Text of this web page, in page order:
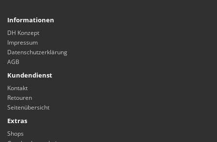
Informationen
DH Konzept
Impressum
Datenschutzerklärung
AGB
Kundendienst
Kontakt
Retouren
Seitenübersicht
Extras
Shops